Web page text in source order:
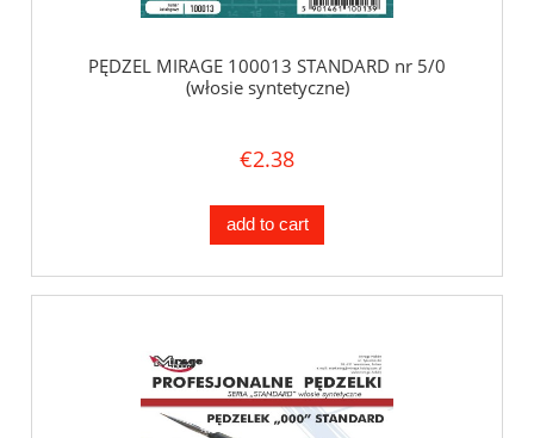
PĘDZEL MIRAGE 100013 STANDARD nr 5/0
(włosie syntetyczne)
€2.38
add to cart